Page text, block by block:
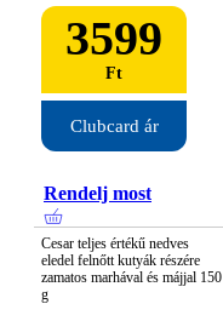
3599
Ft
Clubcard ár
Rendelj most
Cesar teljes értékű nedves
eledel felnőtt kutyák részére
zamatos marhával és májjal 150
g